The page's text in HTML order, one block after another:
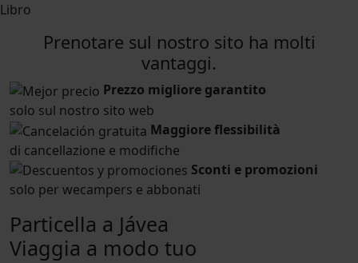
Libro
Prenotare sul nostro sito ha molti
vantaggi.
Prezzo migliore garantito
solo sul nostro sito web
Maggiore flessibilità
di cancellazione e modifiche
Sconti e promozioni
solo per wecampers e abbonati
Particella a Jávea
Viaggia a modo tuo